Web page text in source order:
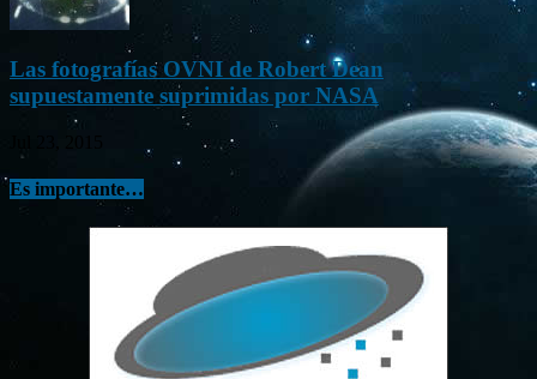
Las fotografías OVNI de Robert Dean
supuestamente suprimidas por NASA
Es importante…